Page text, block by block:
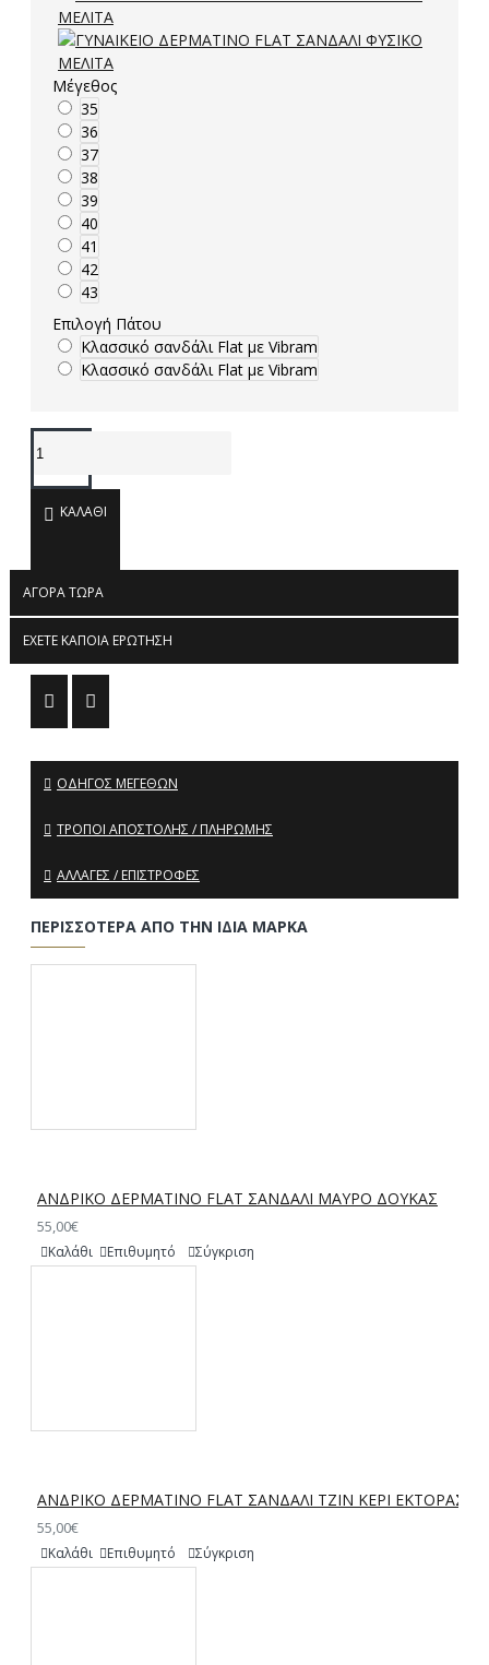
Μέγεθος
35
36
37
38
39
40
41
42
43
Επιλογή Πάτου
Κλασσικό σανδάλι Flat με Vibram
Κλασσικό σανδάλι Flat με Vibram
ΚΑΛΆΘΙ
ΑΓΟΡΆ ΤΏΡΑ
ΈΧΕΤΕ ΚΆΠΟΙΑ ΕΡΏΤΗΣΗ
ΟΔΗΓΌΣ ΜΕΓΕΘΏΝ
ΤΡΌΠΟΙ ΑΠΟΣΤΟΛΉΣ / ΠΛΗΡΩΜΉΣ
ΑΛΛΑΓΈΣ / ΕΠΙΣΤΡΟΦΈΣ
ΠΕΡΙΣΣΌΤΕΡΑ ΑΠΌ ΤΗΝ ΊΔΙΑ ΜΆΡΚΑ
ΑΝΔΡΙΚΟ ΔΕΡΜΑΤΙΝΟ FLAT ΣΑΝΔΑΛΙ ΜΑΥΡΟ ΔΟΥΚΑΣ
55,00€
Καλάθι Επιθυμητό Σύγκριση
ΑΝΔΡΙΚΟ ΔΕΡΜΑΤΙΝΟ FLAT ΣΑΝΔΑΛΙ ΤΖΙΝ ΚΕΡΙ ΕΚΤΟΡΑΣ
55,00€
Καλάθι Επιθυμητό Σύγκριση